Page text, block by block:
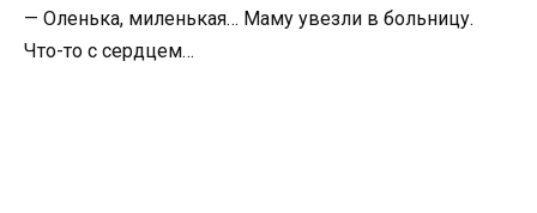
— Оленька, миленькая… Маму увезли в больницу.
Что-то с сердцем…